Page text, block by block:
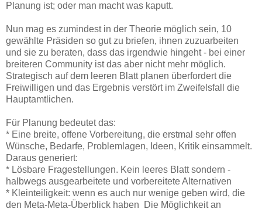
Planung ist; oder man macht was kaputt.
Nun mag es zumindest in der Theorie möglich sein, 10
gewählte Präsiden so gut zu briefen, ihnen zuzuarbeiten
und sie zu beraten, dass das irgendwie hingeht - bei einer
breiteren Community ist das aber nicht mehr möglich.
Strategisch auf dem leeren Blatt planen überfordert die
Freiwilligen und das Ergebnis verstört im Zweifelsfall die
Hauptamtlichen.
Für Planung bedeutet das:
* Eine breite, offene Vorbereitung, die erstmal sehr offen
Wünsche, Bedarfe, Problemlagen, Ideen, Kritik einsammelt.
Daraus generiert:
* Lösbare Fragestellungen. Kein leeres Blatt sondern -
halbwegs ausgearbeitete und vorbereitete Alternativen
* Kleinteiligkeit: wenn es auch nur wenige geben wird, die
den Meta-Meta-Überblick haben Die Möglichkeit an